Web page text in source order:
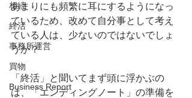
相続
終活
事務所運営
買物
Business Report
あまりにも頻繁に耳にするようになっ
ているため、改めて自分事として考え
ている人は、少ないのではないでしょ
うか？
「終活」と聞いてまず頭に浮かぶの
は、「エンディングノート」の準備を